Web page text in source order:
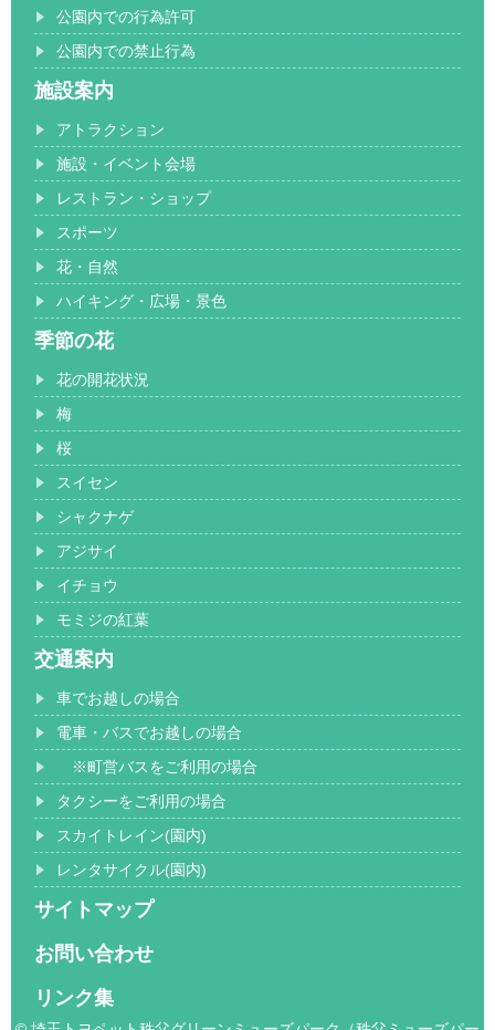
公園内での行為許可
公園内での禁止行為
施設案内
アトラクション
施設・イベント会場
レストラン・ショップ
スポーツ
花・自然
ハイキング・広場・景色
季節の花
花の開花状況
梅
桜
スイセン
シャクナゲ
アジサイ
イチョウ
モミジの紅葉
交通案内
車でお越しの場合
電車・バスでお越しの場合
※町営バスをご利用の場合
タクシーをご利用の場合
スカイトレイン(園内)
レンタサイクル(園内)
サイトマップ
お問い合わせ
リンク集